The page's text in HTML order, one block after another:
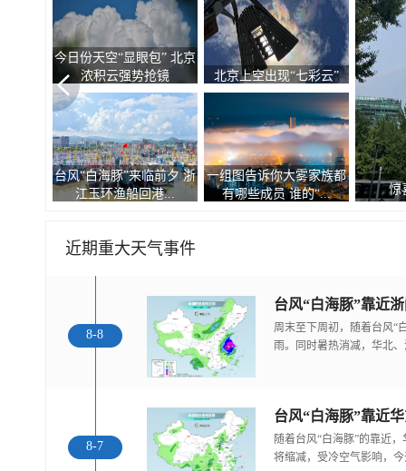
彩虹和云隙光景观
走进青海祁连 邂逅一场大
自然的顶级配色
北京现超清晰
空“大眼
台风“白海豚”逼近 游客从
南麂岛撤离上岸
有种冷叫嗷嗷
告诉你北方人
近期重大天气事件
8-8
台风“白海豚”靠近
周末至下周初，随着台风“
雨。同时暑热消减，华北
8-7
随着台风“白海豚”的靠近
将缩减，受冷空气影响，